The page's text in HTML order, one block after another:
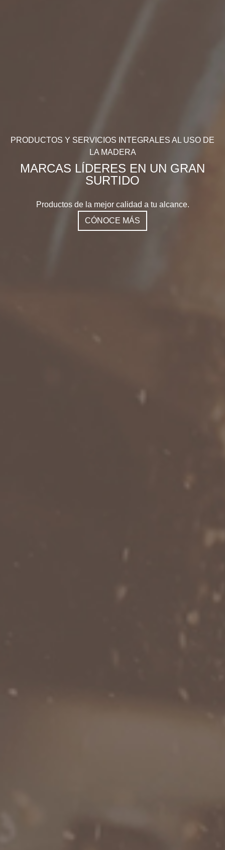
PRODUCTOS Y SERVICIOS INTEGRALES AL USO DE
LA MADERA
MARCAS LÍDERES EN UN GRAN
SURTIDO
Productos de la mejor calidad a tu alcance.
CÓNOCE MÁS